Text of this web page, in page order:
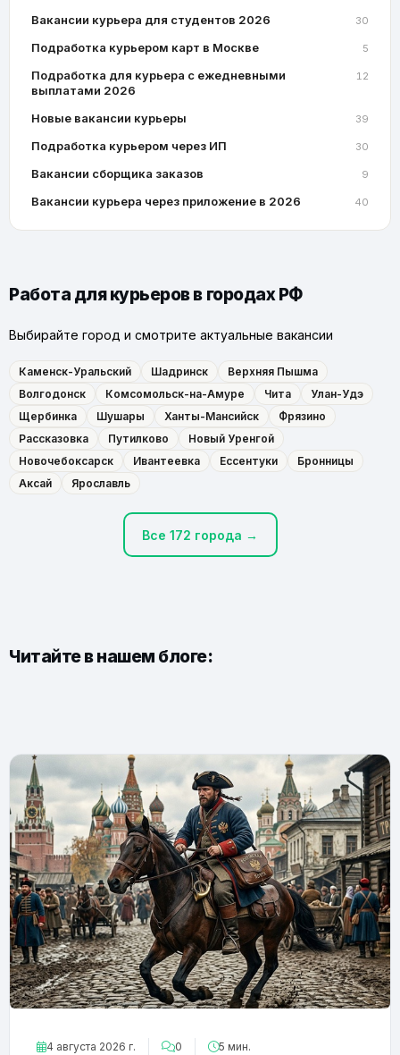
Вакансии курьера для студентов 2026 30
Подработка курьером карт в Москве 5
Подработка для курьера с ежедневными
выплатами 2026
12
Новые вакансии курьеры 39
Подработка курьером через ИП 30
Вакансии сборщика заказов 9
Вакансии курьера через приложение в 2026 40
Работа для курьеров в городах РФ
Выбирайте город и смотрите актуальные вакансии
Каменск-Уральский Шадринск
Верхняя Пышма
Волгодонск
Комсомольск-на-Амуре Чита
Улан-Удэ
Щербинка
Шушары Ханты-Мансийск
Фрязино
Рассказовка
Путилково
Новый Уренгой
Новочебоксарск
Ивантеевка Ессентуки
Бронницы
Аксай
Ярославль
Все 172 города →
Читайте в нашем блоге:
4 августа 2026 г. 0 5 мин.